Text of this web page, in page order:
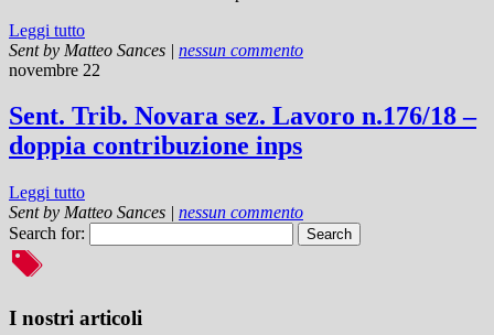
Leggi tutto
Sent by Matteo Sances | nessun commento
novembre 22
Sent. Trib. Novara sez. Lavoro n.176/18 –
doppia contribuzione inps
Leggi tutto
Sent by Matteo Sances | nessun commento
Search for:
I nostri articoli